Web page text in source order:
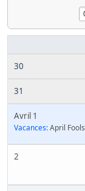
30
31
Avril 1
Vacances:April Fools
2